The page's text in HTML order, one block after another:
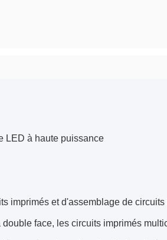
LED à haute puissance
imprimés et d'assemblage de
face, les circuits imprimés